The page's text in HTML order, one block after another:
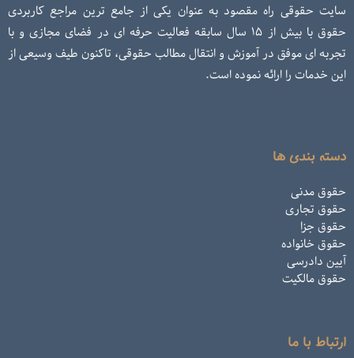
سایت حقوقی راه مقصود به عنوان یکی از جامع ترین مراجع کاربردی
حقوق با بیش از ۱۵ سال سابقه فعالیت حرفه ای در فضای مجازی و با
تجربه ای موفق در آموزش و انتقال مطالب حقوقی، تاکنون طیف وسیعی از
این خدمات را ارائه نموده است.
دسته بندی ها
حقوق مدنی
حقوق تجاری
حقوق جزا
حقوق خانواده
آیین دادرسی
حقوق مالکیت
ارتباط با ما